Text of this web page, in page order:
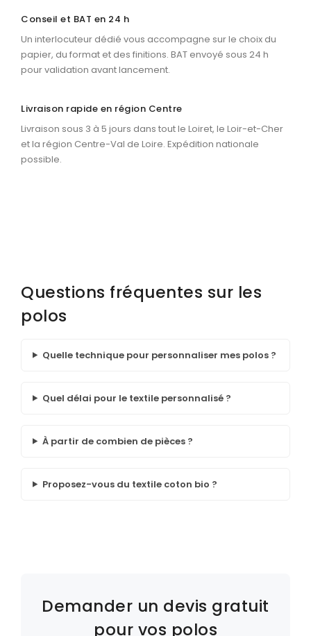
Conseil et BAT en 24 h
Un interlocuteur dédié vous accompagne sur le choix du
papier, du format et des finitions. BAT envoyé sous 24 h
pour validation avant lancement.
Livraison rapide en région Centre
Livraison sous 3 à 5 jours dans tout le Loiret, le Loir-et-Cher
et la région Centre-Val de Loire. Expédition nationale
possible.
Questions fréquentes sur les
polos
Quelle technique pour personnaliser mes polos ?
Quel délai pour le textile personnalisé ?
À partir de combien de pièces ?
Proposez-vous du textile coton bio ?
Demander un devis gratuit
pour vos polos